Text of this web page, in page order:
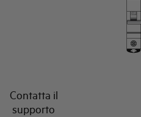
Contatta il
supporto